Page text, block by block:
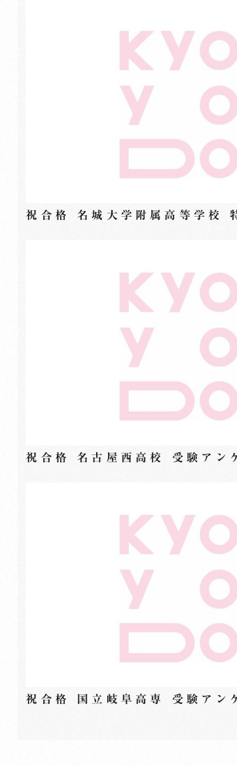
祝合格 名城大学附属高等学校
祝合格 名古屋西高校 受験アン
祝合格 国立岐阜高専 受験アン